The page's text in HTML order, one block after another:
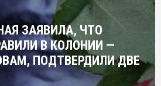
ЗАЯВИЛА, ЧТО
В КОЛОНИИ —
ПОДТВЕРДИЛИ ДВЕ